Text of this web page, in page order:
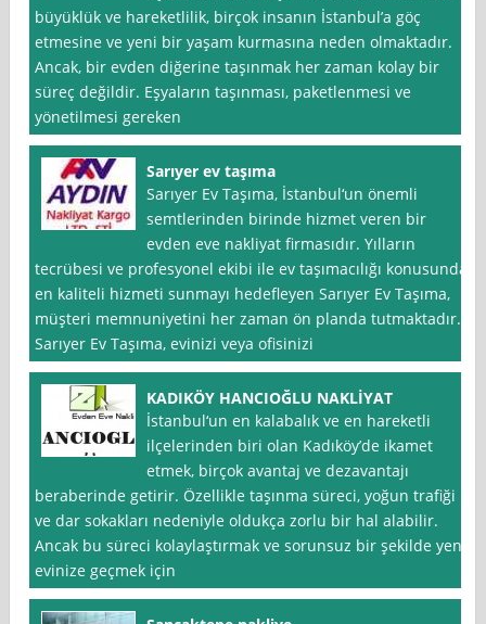
büyüklük ve hareketlilik, birçok insanın İstanbul’a göç
etmesine ve yeni bir yaşam kurmasına neden olmaktadır.
Ancak, bir evden diğerine taşınmak her zaman kolay bir
süreç değildir. Eşyaların taşınması, paketlenmesi ve
yönetilmesi gereken
Sarıyer ev taşıma
Sarıyer Ev Taşıma, İstanbul‘un önemli
semtlerinden birinde hizmet veren bir
evden eve nakliyat firmasıdır. Yılların
tecrübesi ve profesyonel ekibi ile ev taşımacılığı konusunda
en kaliteli hizmeti sunmayı hedefleyen Sarıyer Ev Taşıma,
müşteri memnuniyetini her zaman ön planda tutmaktadır.
Sarıyer Ev Taşıma, evinizi veya ofisinizi
KADIKÖY HANCIOĞLU NAKLİYAT
İstanbul‘un en kalabalık ve en hareketli
ilçelerinden biri olan Kadıköy’de ikamet
etmek, birçok avantaj ve dezavantajı
beraberinde getirir. Özellikle taşınma süreci, yoğun trafiği
ve dar sokakları nedeniyle oldukça zorlu bir hal alabilir.
Ancak bu süreci kolaylaştırmak ve sorunsuz bir şekilde yeni
evinize geçmek için